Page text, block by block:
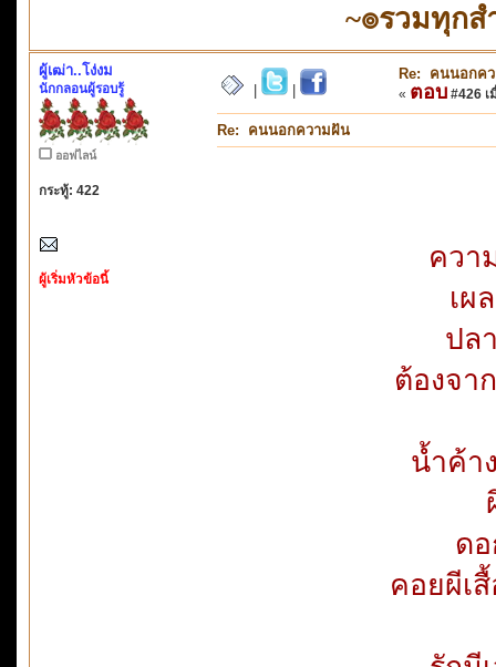
~๏รวมทุก
ผู้เฒ่า..โง่งม
นักกลอนผู้รอบรู้
ออฟไลน์
กระทู้: 422
ผู้เริ่มหัวข้อนี้
Re: คนนอกค
« ตอบ #426 เ
Re: คนนอกความฝัน
ควา
เผ
ปล
ต้องจา
น้ำค้า
ด
คอยผีเ